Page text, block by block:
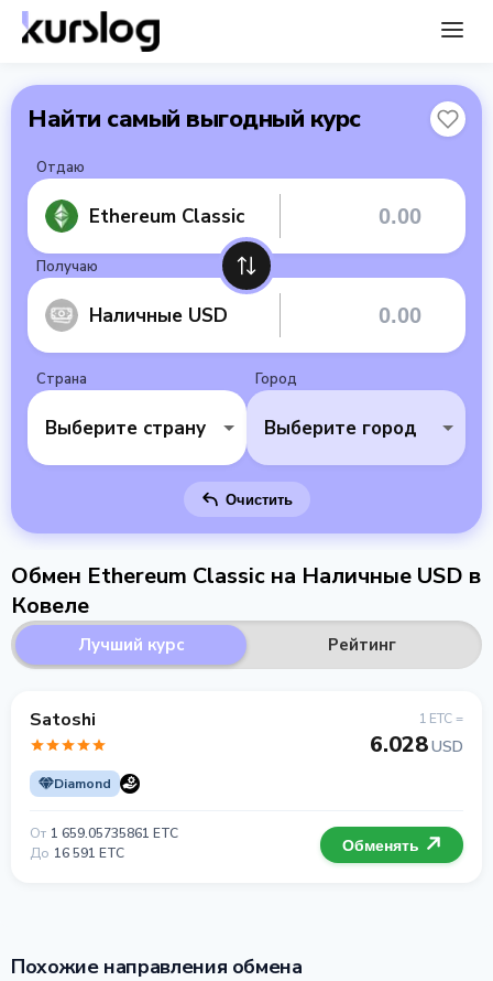
Найти самый выгодный курс
Отдаю
Ethereum Classic
Получаю
Наличные USD
Страна
Выберите страну
Город
Выберите город
Очистить
Обмен Ethereum Classic на Наличные USD в
Ковеле
Лучший курс Рейтинг
Satoshi
Diamond
1 ETC =
6.028USD
От 1 659.05735861 ETC
До 16 591 ETC Обменять
Похожие направления обмена